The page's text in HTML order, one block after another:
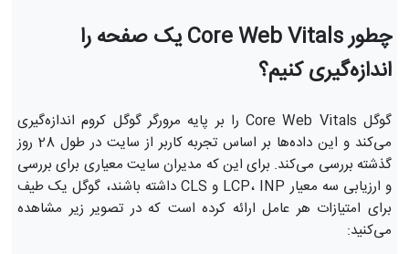
چطور Core Web Vitals یک صفحه را
اندازه‌گیری کنیم؟
گوگل Core Web Vitals را بر پایه مرورگر گوگل کروم اندازه‌گیری
می‌کند و این داده‌ها بر اساس تجربه کاربر از سایت در طول 28 روز
گذشته بررسی می‌کند. برای این که مدیران سایت معیاری برای بررسی
و ارزیابی سه معیار LCP، INP و CLS داشته باشند، گوگل یک طیف
برای امتیازات هر عامل ارائه کرده است که در تصویر زیر مشاهده
می‌کنید: